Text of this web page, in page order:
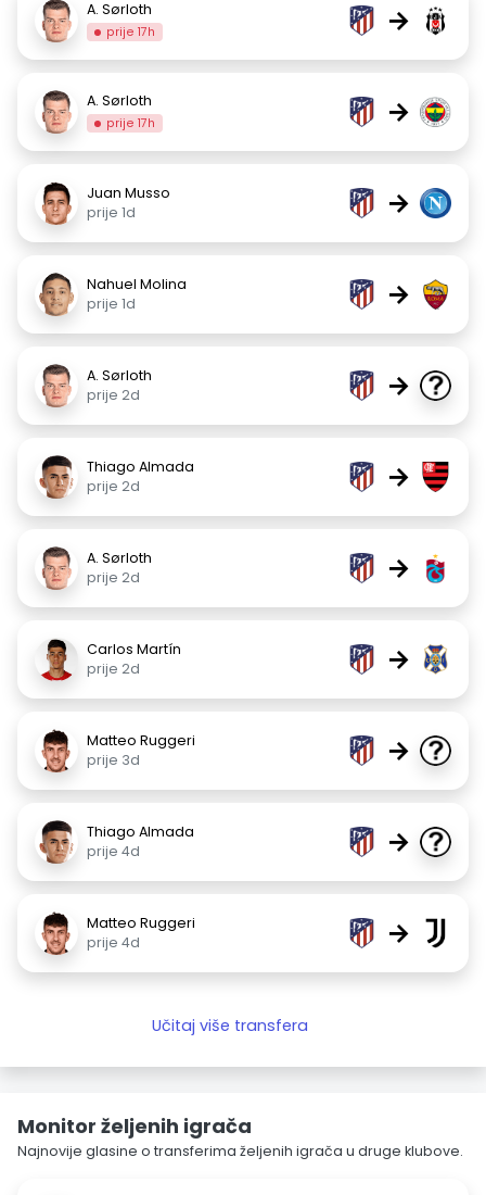
A. Sørloth
prije 17h →
A. Sørloth
prije 17h →
Juan Musso
prije 1d
→
Nahuel Molina
prije 1d
→
A. Sørloth
prije 2d
→
Thiago Almada
prije 2d
→
A. Sørloth
prije 2d
→
Carlos Martín
prije 2d
→
Matteo Ruggeri
prije 3d
→
Thiago Almada
prije 4d
→
Matteo Ruggeri
prije 4d
→
Učitaj više transfera
Monitor željenih igrača
Najnovije glasine o transferima željenih igrača u druge klubove.